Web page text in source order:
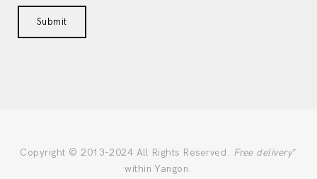
Copyright © 2013-2024 All Rights Reserved. Free delivery*
within Yangon.